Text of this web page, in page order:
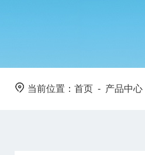
当前位置： 首页 - 产品中心